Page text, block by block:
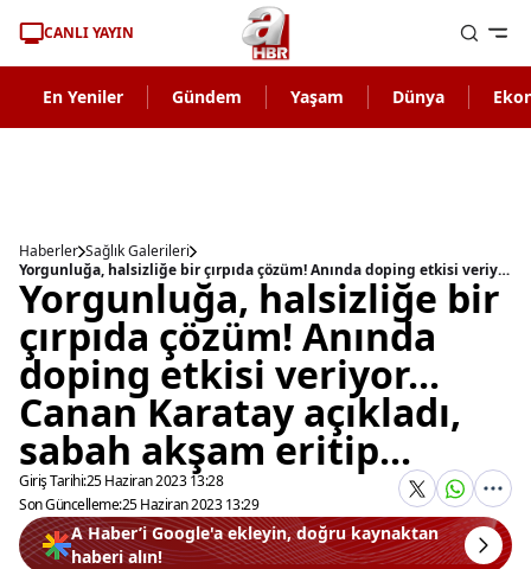
CANLI YAYIN
En Yeniler Gündem Yaşam Dünya
Haberler Sağlık Galerileri
Yorgunluğa, halsizliğe bir çırpıda çözüm! Anında doping etkisi veriyor... Canan Karatay açıkladı, sabah akşam eritip...
Yorgunluğa, halsizliğe bir
çırpıda çözüm! Anında
doping etkisi veriyor...
Canan Karatay açıkladı,
sabah akşam eritip...
Giriş Tarihi:25 Haziran 2023 13:28
Son Güncelleme:25 Haziran 2023 13:29
A Haber’i Google'a ekleyin, doğru kaynaktan
haberi alın!